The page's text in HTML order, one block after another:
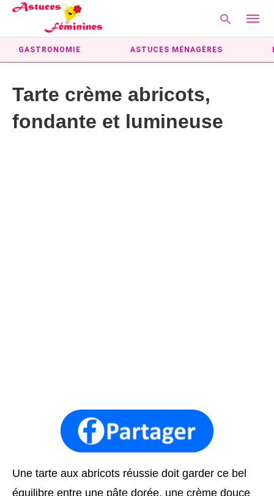
GASTRONOMIE ASTUCES MÉNAGÈRES
Tarte crème abricots,
fondante et lumineuse
Une tarte aux abricots réussie doit garder ce bel
équilibre entre une pâte dorée, une crème douce